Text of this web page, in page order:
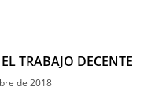
TRABAJO DECENTE
de 2018